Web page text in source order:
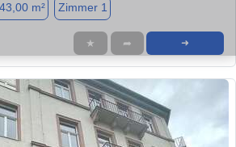
m² Zimmer 1
★ ➦ ➜